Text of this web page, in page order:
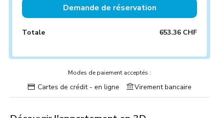
Demande de réservation
Totale 653.36 CHF
Modes de paiement acceptés :
Cartes de crédit - en ligne Virement bancaire